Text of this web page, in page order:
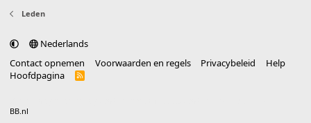
Leden
Nederlands
Contact opnemen
Voorwaarden en regels Privacybeleid
Help
Hoofdpagina
R
BB.nl